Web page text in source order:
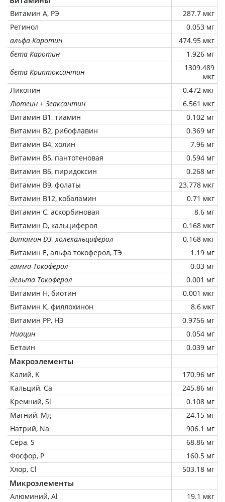
Витамин А, РЭ
287.7 мкг
Ретинол
0.053 мг
альфа Каротин
474.95 мкг
бета Каротин
1.926 мг
бета Криптоксантин
1309.489
мкг
Ликопин
0.472 мкг
Лютеин + Зеаксантин
6.561 мкг
Витамин В1, тиамин
0.102 мг
Витамин В2, рибофлавин
0.369 мг
Витамин В4, холин
7.96 мг
Витамин В5, пантотеновая
0.594 мг
Витамин В6, пиридоксин
0.268 мг
Витамин В9, фолаты
23.778 мкг
Витамин В12, кобаламин
0.71 мкг
Витамин C, аскорбиновая
8.6 мг
Витамин D, кальциферол
0.168 мкг
Витамин D3, холекальциферол
0.168 мкг
Витамин Е, альфа токоферол, ТЭ
1.19 мг
гамма Токоферол
0.03 мг
дельта Токоферол
0.001 мг
Витамин Н, биотин
0.001 мкг
Витамин К, филлохинон
8.6 мкг
Витамин РР, НЭ
0.9756 мг
Ниацин
0.054 мг
Бетаин
0.039 мг
Макроэлементы
Калий, K
170.96 мг
Кальций, Ca
245.86 мг
Кремний, Si
0.108 мг
Магний, Mg
24.15 мг
Натрий, Na
906.1 мг
Сера, S
68.86 мг
Фосфор, P
160.5 мг
Хлор, Cl
503.18 мг
Микроэлементы
Алюминий, Al
19.1 мкг